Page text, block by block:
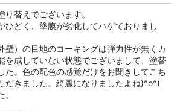
替えでございます。
ひどく、塗膜が劣化してハゲておりまし
壁）の目地のコーキングは弾力性が無くカ
を成していない状態でございまして、塗替
た。色の配色の感覚だけをお聞きしてこち
だきました。綺麗になりましたよね)^o^(